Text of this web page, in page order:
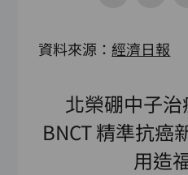
資料來源：經濟日報
北榮硼中子治
BNCT 精準抗癌
用造